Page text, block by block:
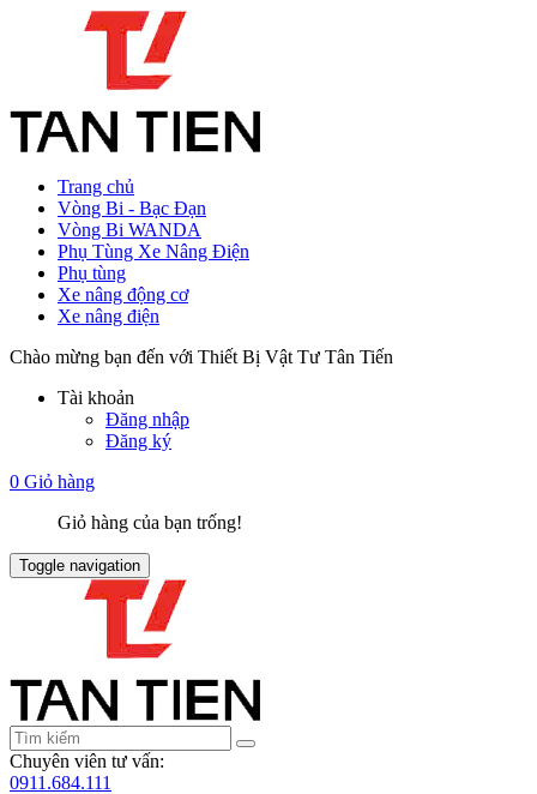
Trang chủ
Vòng Bi - Bạc Đạn
Vòng Bi WANDA
Phụ Tùng Xe Nâng Điện
Phụ tùng
Xe nâng động cơ
Xe nâng điện
Chào mừng bạn đến với Thiết Bị Vật Tư Tân Tiến
Tài khoản
Đăng nhập
Đăng ký
0 Giỏ hàng
Giỏ hàng của bạn trống!
Toggle navigation
Chuyên viên tư vấn:
0911.684.111